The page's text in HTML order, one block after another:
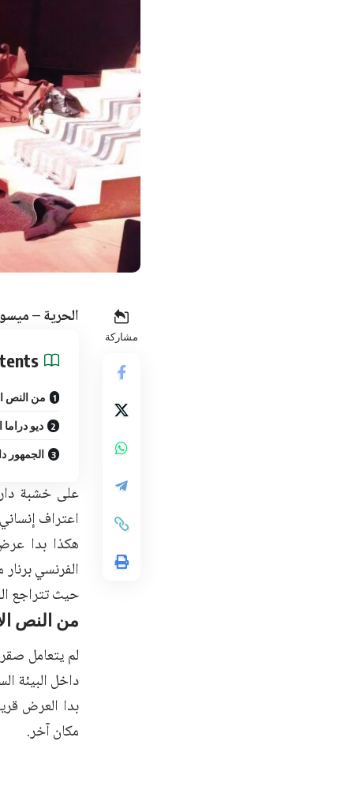
مشاركة
الحرية –
من النص
ديو
الجمهور
على خشبة
اعتراف
هكذا بدا
الفرنسي
حيث تتراجع
من النص
لم يتعامل
داخل البيئة
بدا العرض
مكان آخر.